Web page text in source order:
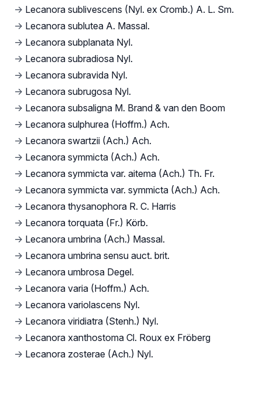
→ Lecanora sublivescens (Nyl. ex Cromb.) A. L. Sm.
→ Lecanora sublutea A. Massal.
→ Lecanora subplanata Nyl.
→ Lecanora subradiosa Nyl.
→ Lecanora subravida Nyl.
→ Lecanora subrugosa Nyl.
→ Lecanora subsaligna M. Brand & van den Boom
→ Lecanora sulphurea (Hoffm.) Ach.
→ Lecanora swartzii (Ach.) Ach.
→ Lecanora symmicta (Ach.) Ach.
→ Lecanora symmicta var. aitema (Ach.) Th. Fr.
→ Lecanora symmicta var. symmicta (Ach.) Ach.
→ Lecanora thysanophora R. C. Harris
→ Lecanora torquata (Fr.) Körb.
→ Lecanora umbrina (Ach.) Massal.
→ Lecanora umbrina sensu auct. brit.
→ Lecanora umbrosa Degel.
→ Lecanora varia (Hoffm.) Ach.
→ Lecanora variolascens Nyl.
→ Lecanora viridiatra (Stenh.) Nyl.
→ Lecanora xanthostoma Cl. Roux ex Fröberg
→ Lecanora zosterae (Ach.) Nyl.